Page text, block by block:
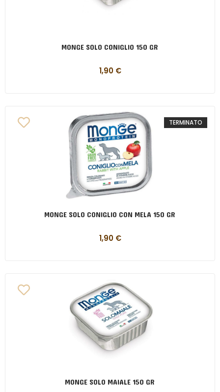
MONGE SOLO CONIGLIO 150 GR
1,90 €
TERMINATO
MONGE SOLO CONIGLIO CON MELA 150 GR
1,90 €
MONGE SOLO MAIALE 150 GR